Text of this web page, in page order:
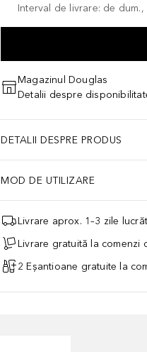
Interval de livrare: de
Magazinul Douglas
Detalii despre
DETALII DESPRE PRODUS
MOD DE UTILIZARE
Livrare aprox. 1–3 zile
Livrare gratuită la comenzi
2 Eșantioane gratuite la